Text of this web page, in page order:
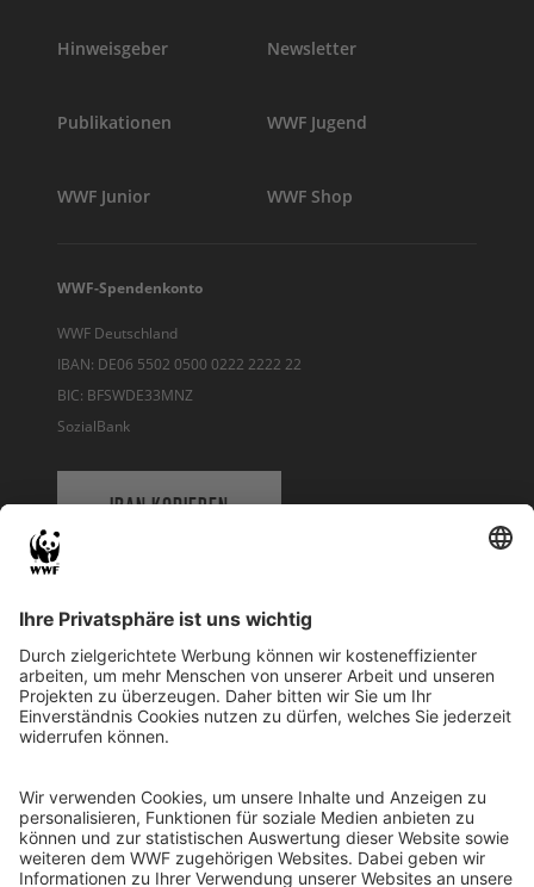
Hinweisgeber Newsletter
Publikationen WWF Jugend
WWF Junior WWF Shop
WWF-Spendenkonto
WWF Deutschland
IBAN: DE06 5502 0500 0222 2222 22
BIC: BFSWDE33MNZ
SozialBank
IBAN KOPIEREN
WWF Deutschland
Reinhardtstr. 18
10117 Berlin
Ihre Spende kann steuerlich geltend gemacht werden
Registriert als Stiftung WWF Deutschland, Senatsverwaltung für